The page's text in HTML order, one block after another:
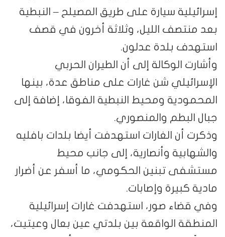
إسرائيلية سيارة على طريق المصيلح – النبطية
بعد منتصف الليل، وثلاثة أخرون في قصف
استهدف بلدة عدلون.
وأشارت الوكالة إلى أن الطيران الحربي
الإسرائيلي شن غارات على مناطق عدة، بينها
المحمودية ومحيط النبطية الفوقا، إضافة إلى
جبال البطم والمنصوري.
وذكرت أن الغارات استهدفت أيضا بلدات بافليه
والشهابية وأنصارية، إلى جانب محيط
مستشفى تبنين الحكومي، ما أسفر عن أضرار
مادية كبيرة وإصابات.
وفي قضاء صور، استهدفت غارات إسرائيلية
المنطقة الواقعة بين بلدتي عين بعال وعيتيت،